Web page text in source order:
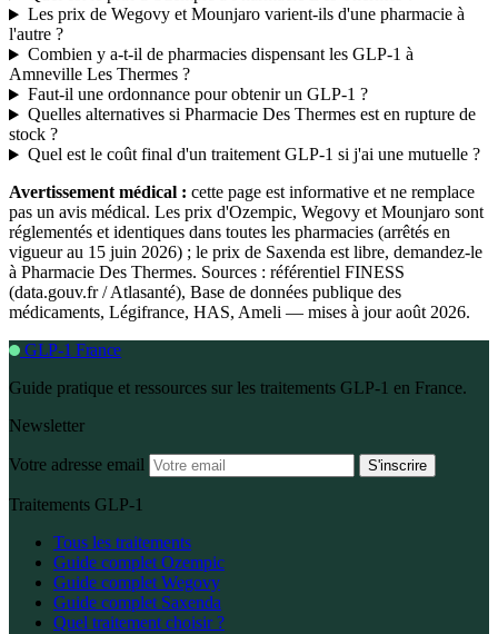
Les prix de Wegovy et Mounjaro varient-ils d'une pharmacie à
l'autre ?
Combien y a-t-il de pharmacies dispensant les GLP-1 à
Amneville Les Thermes ?
Faut-il une ordonnance pour obtenir un GLP-1 ?
Quelles alternatives si Pharmacie Des Thermes est en rupture de
stock ?
Quel est le coût final d'un traitement GLP-1 si j'ai une mutuelle ?
Avertissement médical : cette page est informative et ne remplace
pas un avis médical. Les prix d'Ozempic, Wegovy et Mounjaro sont
réglementés et identiques dans toutes les pharmacies (arrêtés en
vigueur au 15 juin 2026) ; le prix de Saxenda est libre, demandez-le
à Pharmacie Des Thermes. Sources : référentiel FINESS
(data.gouv.fr / Atlasanté), Base de données publique des
médicaments, Légifrance, HAS, Ameli — mises à jour août 2026.
GLP-1 France
Guide pratique et ressources sur les traitements GLP-1 en France.
Newsletter
Votre adresse email S'inscrire
Traitements GLP-1
Tous les traitements
Guide complet Ozempic
Guide complet Wegovy
Guide complet Saxenda
Quel traitement choisir ?